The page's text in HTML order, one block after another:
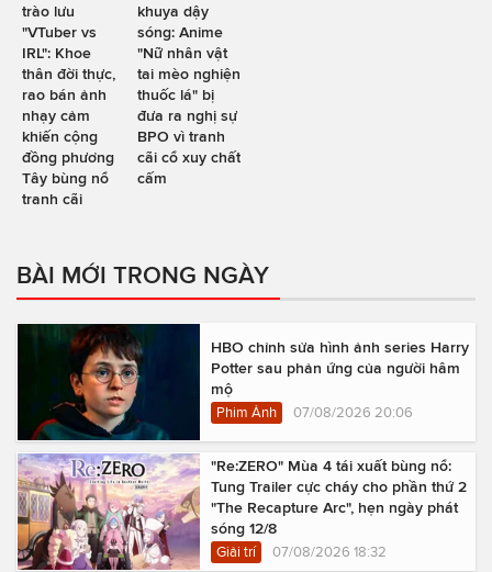
trào lưu
"VTuber vs
IRL": Khoe
thân đời thực,
rao bán ảnh
nhạy cảm
khiến cộng
đồng phương
Tây bùng nổ
tranh cãi
khuya dậy
sóng: Anime
"Nữ nhân vật
tai mèo nghiện
thuốc lá" bị
đưa ra nghị sự
BPO vì tranh
cãi cổ xuy chất
cấm
BÀI MỚI TRONG NGÀY
HBO chỉnh sửa hình ảnh series Harry
Potter sau phản ứng của người hâm
mộ
Phim Ảnh 07/08/2026 20:06
"Re:ZERO" Mùa 4 tái xuất bùng nổ:
Tung Trailer cực cháy cho phần thứ 2
"The Recapture Arc", hẹn ngày phát
sóng 12/8
Giải trí 07/08/2026 18:32